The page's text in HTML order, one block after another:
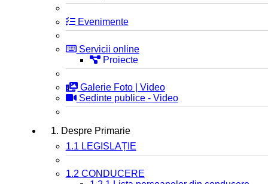
Evenimente
Servicii online
Proiecte
Galerie Foto | Video
Sedinte publice - Video
1. Despre Primarie
1.1 LEGISLAȚIE
1.2 CONDUCERE